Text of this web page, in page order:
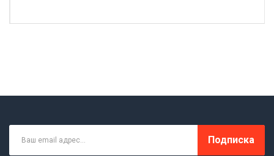
Подписка